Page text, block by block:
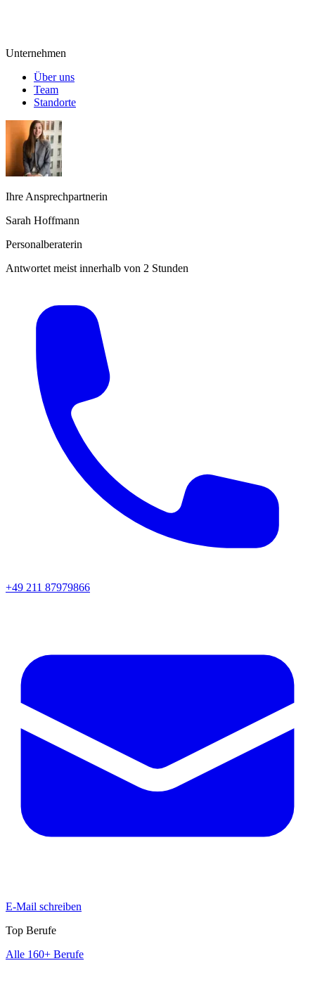
Unternehmen
Über uns
Team
Standorte
Ihre Ansprechpartnerin
Sarah Hoffmann
Personalberaterin
Antwortet meist innerhalb von 2 Stunden
+49 211 87979866
E-Mail schreiben
Top Berufe
Alle 160+ Berufe